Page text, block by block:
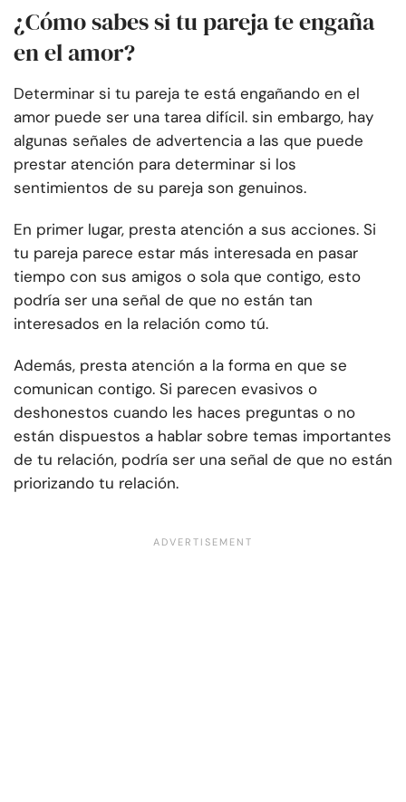
¿Cómo sabes si tu pareja te engaña
en el amor?
Determinar si tu pareja te está engañando en el
amor puede ser una tarea difícil. sin embargo, hay
algunas señales de advertencia a las que puede
prestar atención para determinar si los
sentimientos de su pareja son genuinos.
En primer lugar, presta atención a sus acciones. Si
tu pareja parece estar más interesada en pasar
tiempo con sus amigos o sola que contigo, esto
podría ser una señal de que no están tan
interesados en la relación como tú.
Además, presta atención a la forma en que se
comunican contigo. Si parecen evasivos o
deshonestos cuando les haces preguntas o no
están dispuestos a hablar sobre temas importantes
de tu relación, podría ser una señal de que no están
priorizando tu relación.